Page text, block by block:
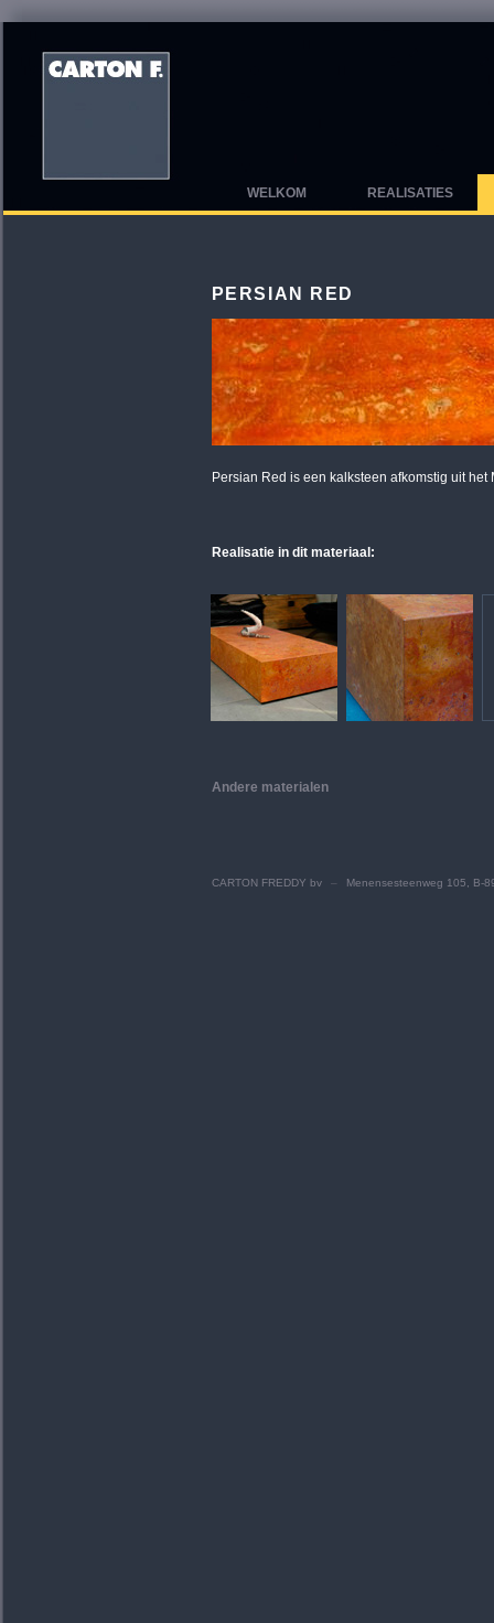
WELKOM REALISATIES
PERSIAN RED
Persian Red is een kalksteen afkomstig uit
Realisatie in dit materiaal:
Andere materialen
CARTON FREDDY bv – Menensesteenweg 105, B-